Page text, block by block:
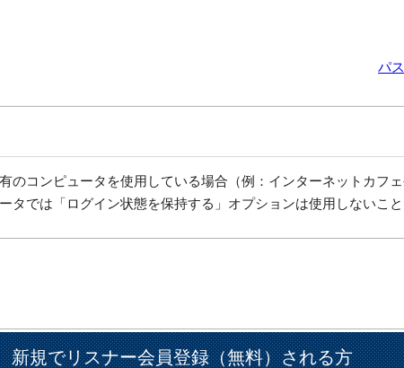
パ
のコンピュータを使用している場合（例：インターネットカフ
タでは「ログイン状態を保持する」オプションは使用しないこと
新規でリスナー会員登録（無料）される方